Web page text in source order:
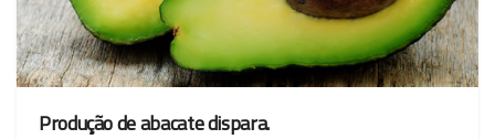
Produção de abacate dispara.